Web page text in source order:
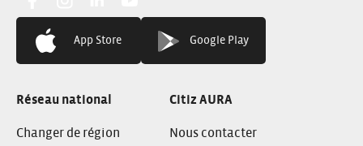
App Store Google Play
Réseau national
Changer de région
Citiz AURA
Nous contacter